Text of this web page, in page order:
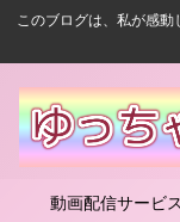
このブログは、私が感
動画配信サービ